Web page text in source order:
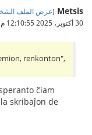
Metsis
(عرض الملف
30 أكتوبر، 2025 12:10:55 م
renkonton",
ĉiam
skribaĵon de